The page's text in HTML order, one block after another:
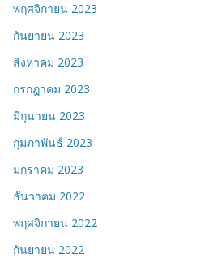
พฤศจิกายน 2023
กันยายน 2023
สิงหาคม 2023
กรกฎาคม 2023
มิถุนายน 2023
กุมภาพันธ์ 2023
มกราคม 2023
ธันวาคม 2022
พฤศจิกายน 2022
กันยายน 2022